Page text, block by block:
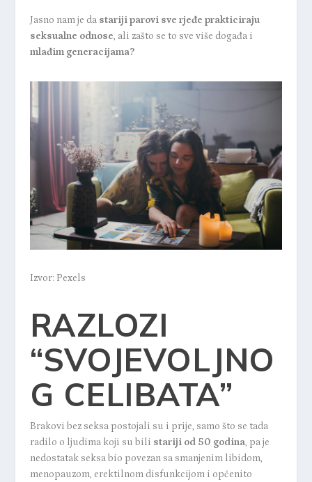
Jasno nam je da stariji parovi sve rjeđe prakticiraju
seksualne odnose, ali zašto se to sve više događa i
mlađim generacijama?
Izvor: Pexels
RAZLOZI
“SVOJEVOLJNO
G CELIBATA”
Brakovi bez seksa postojali su i prije, samo što se tada
radilo o ljudima koji su bili stariji od 50 godina, pa je
nedostatak seksa bio povezan sa smanjenim libidom,
menopauzom, erektilnom disfunkcijom i općenito